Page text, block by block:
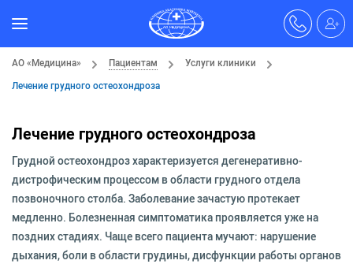
АО «Медицина» Пациентам
Услуги клиники
Лечение грудного остеохондроза
Лечение грудного остеохондроза
Грудной остеохондроз характеризуется дегенеративно-
дистрофическим процессом в области грудного отдела
позвоночного столба. Заболевание зачастую протекает
медленно. Болезненная симптоматика проявляется уже на
поздних стадиях. Чаще всего пациента мучают: нарушение
дыхания, боли в области грудины, дисфункции работы органов